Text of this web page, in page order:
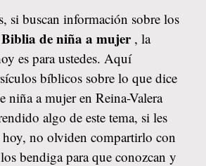
si buscan información sobre los
Biblia de niña a mujer , la
es para ustedes. Aquí
bíblicos sobre lo que dice
niña a mujer en Reina-Valera
algo de este tema, si les
hoy, no olviden compartirlo con
bendiga para que conozcan y